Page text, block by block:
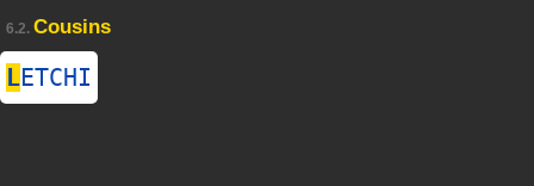
6.2. Cousins
LETCHI